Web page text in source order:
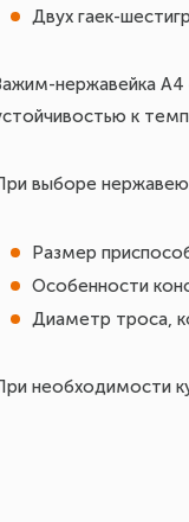
Двух гаек-
нержавейка A4
к
выборе
Размер
Особенности
Диаметр троса,
необходимости